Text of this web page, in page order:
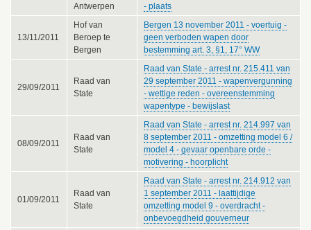
Antwerpen
- plaats
13/11/2011
Hof van
Beroep te
Bergen
Bergen 13 november 2011 - voertuig -
geen verboden wapen door
bestemming art. 3, §1, 17° WW
29/09/2011
Raad van
State
Raad van State - arrest nr. 215.411 van
29 september 2011 - wapenvergunning
- wettige reden - overeenstemming
wapentype - bewijslast
08/09/2011
Raad van
State
Raad van State - arrest nr. 214.997 van
8 september 2011 - omzetting model 6 /
model 4 - gevaar openbare orde -
motivering - hoorplicht
01/09/2011
Raad van
State
Raad van State - arrest nr. 214.912 van
1 september 2011 - laattijdige
omzetting model 9 - overdracht -
onbevoegdheid gouverneur